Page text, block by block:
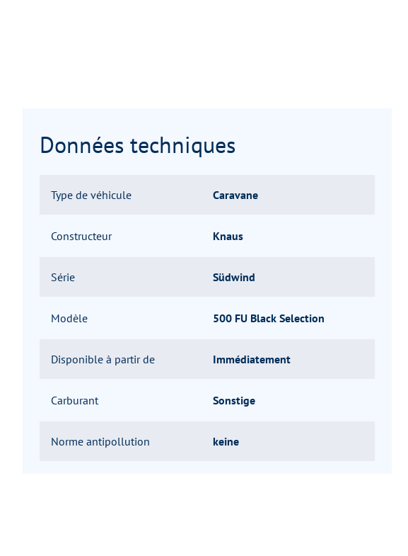
Données techniques
Type de véhicule Caravane
Constructeur Knaus
Série Südwind
Modèle 500 FU Black Selection
Disponible à partir de Immédiatement
Carburant Sonstige
Norme antipollution keine